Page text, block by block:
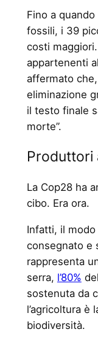
Fino a
fossili, i 39
costi
appartenenti
affermato
eliminazione
il testo finale
morte”.
Produttori
La Cop28 ha
cibo. Era ora.
Infatti, il
consegnato e
rappresenta
serra, l’80%
sostenuta da
l’agricoltura è
biodiversità.